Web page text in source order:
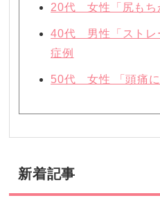
20代 女性「尻もち
40代 男性「ストレ
症例
50代 女性 「頭痛に
新着記事